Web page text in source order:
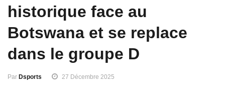
historique face au
Botswana et se replace
dans le groupe D
Par Dsports 27 Décembre 2025